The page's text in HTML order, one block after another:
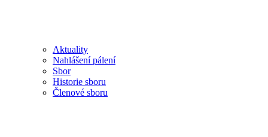
Aktuality
Nahlášení pálení
Sbor
Historie sboru
Členové sboru